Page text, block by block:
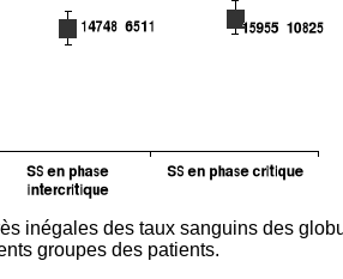
inégales des taux sanguins des
groupes des patients.